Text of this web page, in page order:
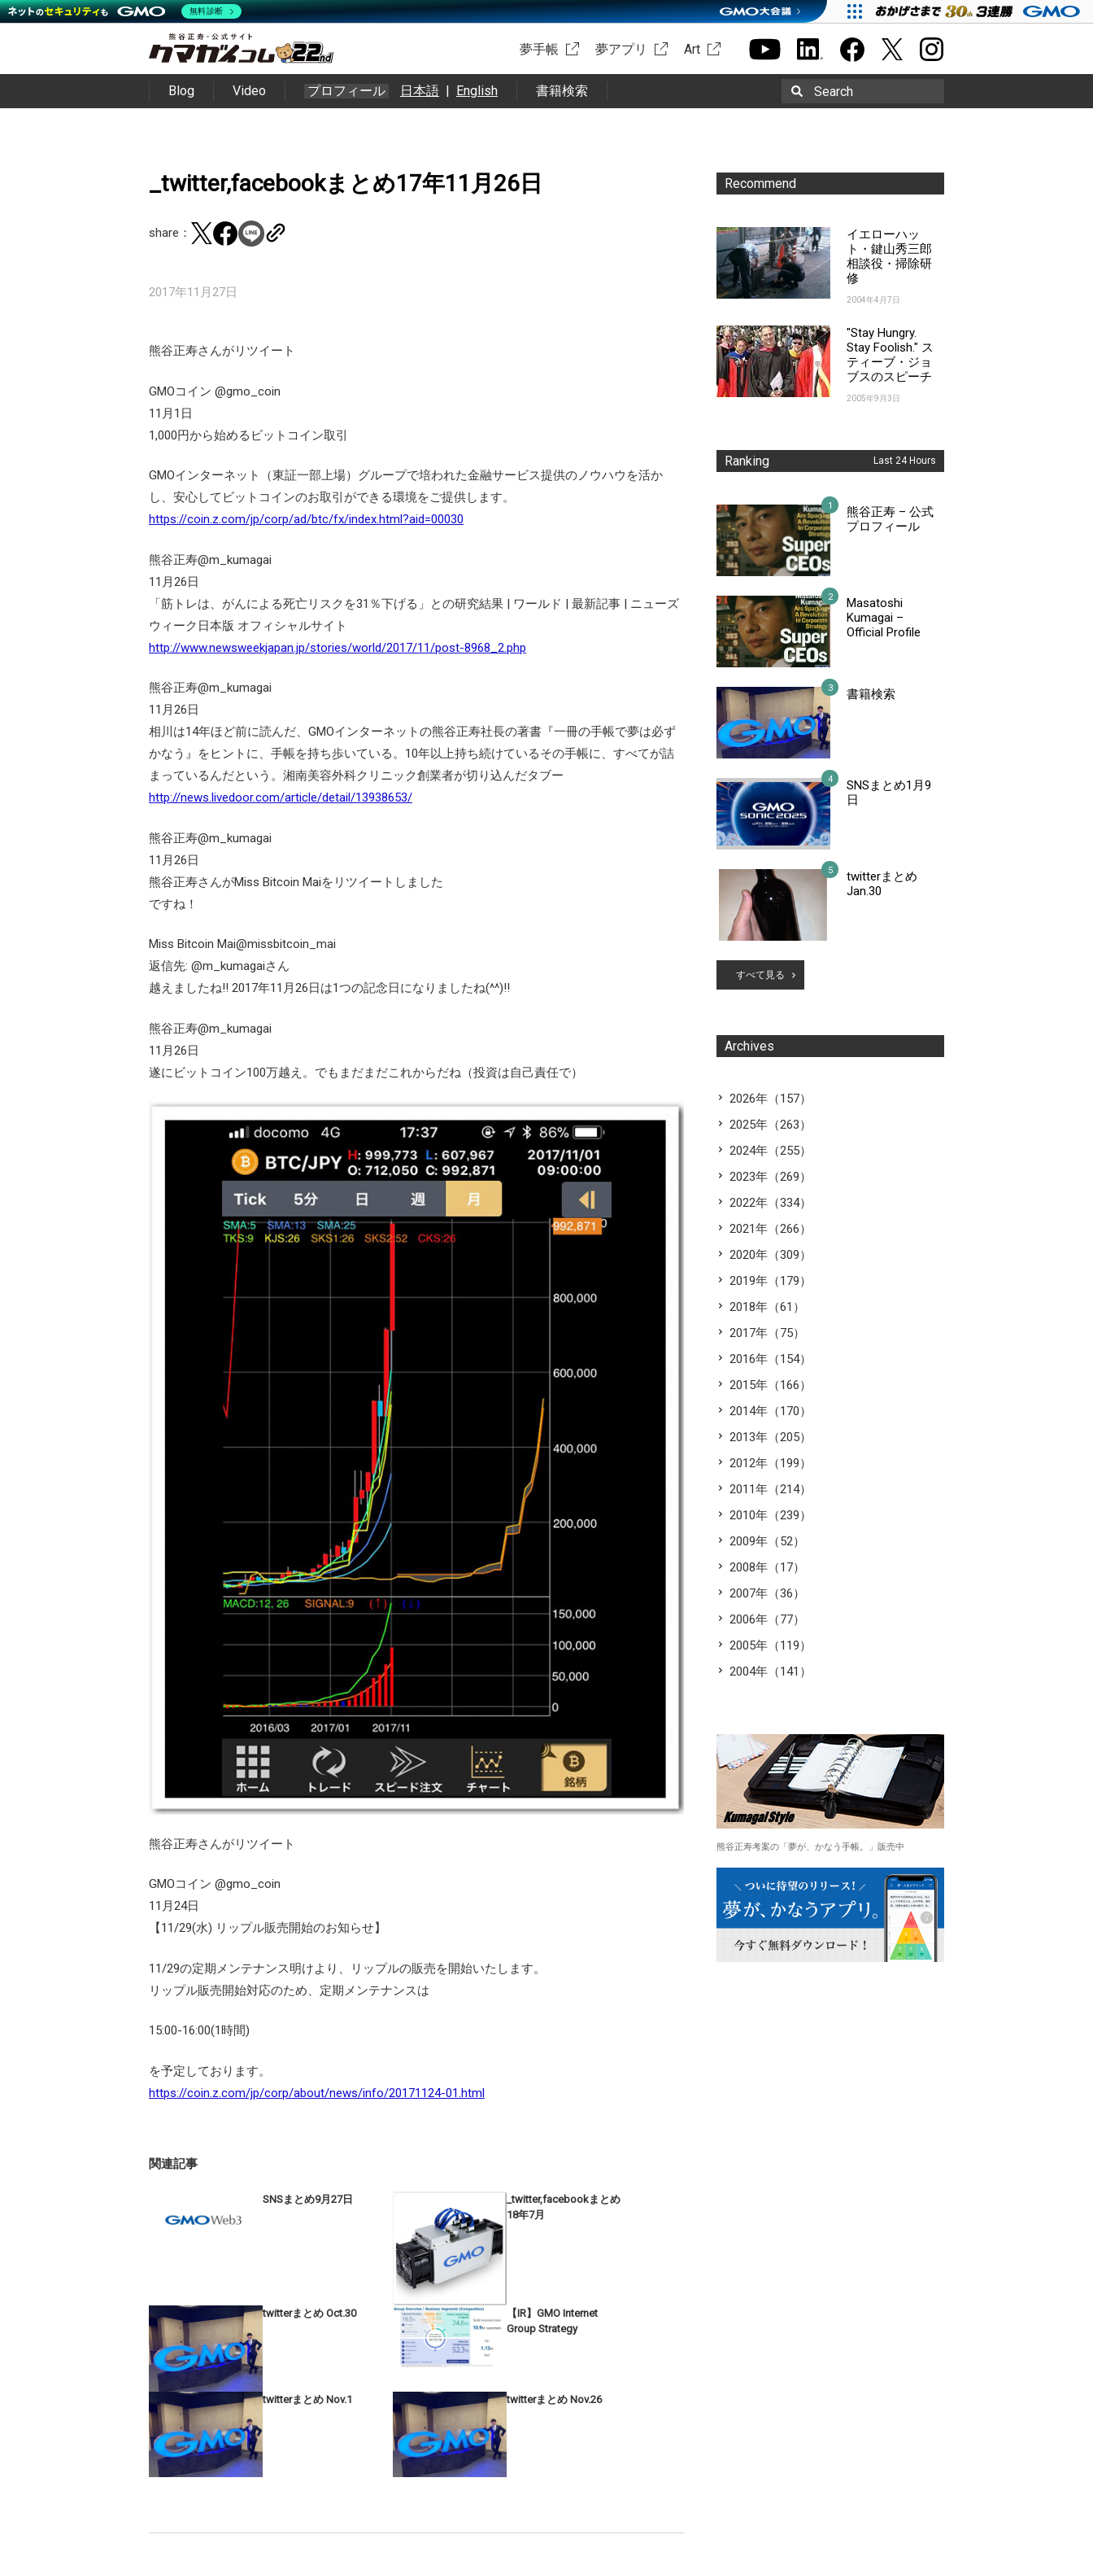
夢手帳 夢アプリ Art
Blog Video プロフィール 日本語 | English 書籍検索 Search
_twitter,facebookまとめ17年11月26日
share：
2017年11月27日
熊谷正寿さんがリツイート
GMOコイン‏ @gmo_coin
11月1日
1,000円から始めるビットコイン取引
GMOインターネット（東証一部上場）グループで培われた金融サービス提供のノウハウを活か
し、安心してビットコインのお取引ができる環境をご提供します。
https://coin.z.com/jp/corp/ad/btc/fx/index.html?aid=00030
熊谷正寿‏@m_kumagai
11月26日
「筋トレは、がんによる死亡リスクを31％下げる」との研究結果 | ワールド | 最新記事 | ニューズ
ウィーク日本版 オフィシャルサイト
http://www.newsweekjapan.jp/stories/world/2017/11/post-8968_2.php
熊谷正寿‏@m_kumagai
11月26日
相川は14年ほど前に読んだ、GMOインターネットの熊谷正寿社長の著書『一冊の手帳で夢は必ず
かなう』をヒントに、手帳を持ち歩いている。10年以上持ち続けているその手帳に、すべてが詰
まっているんだという。湘南美容外科クリニック創業者が切り込んだタブー
http://news.livedoor.com/article/detail/13938653/
熊谷正寿‏@m_kumagai
11月26日
熊谷正寿さんがMiss Bitcoin Maiをリツイートしました
ですね！
Miss Bitcoin Mai@missbitcoin_mai
返信先: @m_kumagaiさん
越えましたね!! 2017年11月26日は1つの記念日になりましたね(^^)!!
熊谷正寿‏@m_kumagai
11月26日
遂にビットコイン100万越え。でもまだまだこれからだね（投資は自己責任で）
熊谷正寿さんがリツイート
GMOコイン‏ @gmo_coin
11月24日
【11/29(水) リップル販売開始のお知らせ】
11/29の定期メンテナンス明けより、リップルの販売を開始いたします。
リップル販売開始対応のため、定期メンテナンスは
15:00-16:00(1時間)
を予定しております。
https://coin.z.com/jp/corp/about/news/info/20171124-01.html
関連記事
SNSまとめ9月27日
_twitter,facebookまとめ
18年7月
twitterまとめ Oct.30
【IR】GMO Internet
Group Strategy
twitterまとめ Nov.1 twitterまとめ Nov.26
Recommend
イエローハッ
ト・鍵山秀三郎
相談役・掃除研
修
2004年4月7日
"Stay Hungry.
Stay Foolish." ス
ティーブ・ジョ
ブスのスピーチ
2005年9月3日
Ranking Last 24 Hours
熊谷正寿 – 公式
プロフィール
Masatoshi
Kumagai –
Official Profile
書籍検索
SNSまとめ1月9
日
twitterまとめ
Jan.30
すべて見る
Archives
2026年（157）
2025年（263）
2024年（255）
2023年（269）
2022年（334）
2021年（266）
2020年（309）
2019年（179）
2018年（61）
2017年（75）
2016年（154）
2015年（166）
2014年（170）
2013年（205）
2012年（199）
2011年（214）
2010年（239）
2009年（52）
2008年（17）
2007年（36）
2006年（77）
2005年（119）
2004年（141）
熊谷正寿考案の「夢が、かなう手帳。」販売中
無料診断